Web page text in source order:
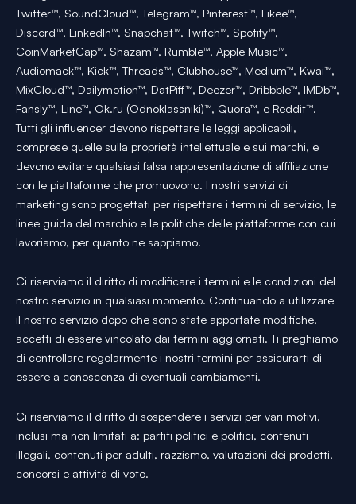
Twitter™, SoundCloud™, Telegram™, Pinterest™, Likee™,
Discord™, LinkedIn™, Snapchat™, Twitch™, Spotify™,
CoinMarketCap™, Shazam™, Rumble™, Apple Music™,
Audiomack™, Kick™, Threads™, Clubhouse™, Medium™, Kwai™,
MixCloud™, Dailymotion™, DatPiff™, Deezer™, Dribbble™, IMDb™,
Fansly™, Line™, Ok.ru (Odnoklassniki)™, Quora™, e Reddit™.
Tutti gli influencer devono rispettare le leggi applicabili,
comprese quelle sulla proprietà intellettuale e sui marchi, e
devono evitare qualsiasi falsa rappresentazione di affiliazione
con le piattaforme che promuovono. I nostri servizi di
marketing sono progettati per rispettare i termini di servizio, le
linee guida del marchio e le politiche delle piattaforme con cui
lavoriamo, per quanto ne sappiamo.
Ci riserviamo il diritto di modificare i termini e le condizioni del
nostro servizio in qualsiasi momento. Continuando a utilizzare
il nostro servizio dopo che sono state apportate modifiche,
accetti di essere vincolato dai termini aggiornati. Ti preghiamo
di controllare regolarmente i nostri termini per assicurarti di
essere a conoscenza di eventuali cambiamenti.
Ci riserviamo il diritto di sospendere i servizi per vari motivi,
inclusi ma non limitati a: partiti politici e politici, contenuti
illegali, contenuti per adulti, razzismo, valutazioni dei prodotti,
concorsi e attività di voto.